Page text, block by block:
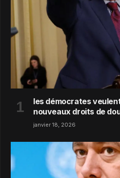
les démocrates
nouveaux droits de
janvier 18, 2026